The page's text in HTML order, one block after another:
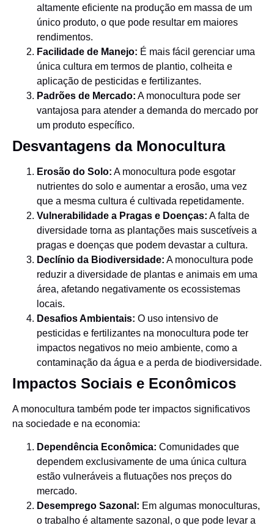
altamente eficiente na produção em massa de um
único produto, o que pode resultar em maiores
rendimentos.
Facilidade de Manejo: É mais fácil gerenciar uma
única cultura em termos de plantio, colheita e
aplicação de pesticidas e fertilizantes.
Padrões de Mercado: A monocultura pode ser
vantajosa para atender a demanda do mercado por
um produto específico.
Desvantagens da Monocultura
Erosão do Solo: A monocultura pode esgotar
nutrientes do solo e aumentar a erosão, uma vez
que a mesma cultura é cultivada repetidamente.
Vulnerabilidade a Pragas e Doenças: A falta de
diversidade torna as plantações mais suscetíveis a
pragas e doenças que podem devastar a cultura.
Declínio da Biodiversidade: A monocultura pode
reduzir a diversidade de plantas e animais em uma
área, afetando negativamente os ecossistemas
locais.
Desafios Ambientais: O uso intensivo de
pesticidas e fertilizantes na monocultura pode ter
impactos negativos no meio ambiente, como a
contaminação da água e a perda de biodiversidade.
Impactos Sociais e Econômicos
A monocultura também pode ter impactos significativos
na sociedade e na economia:
Dependência Econômica: Comunidades que
dependem exclusivamente de uma única cultura
estão vulneráveis a flutuações nos preços do
mercado.
Desemprego Sazonal: Em algumas monoculturas,
o trabalho é altamente sazonal, o que pode levar a